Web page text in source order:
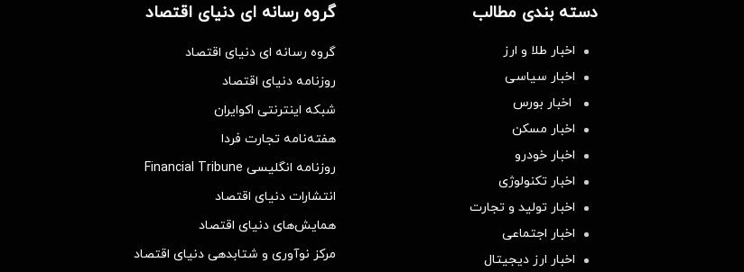
دسته بندی مطالب
اخبار طلا و ارز
اخبار سیاسی
اخبار بورس
اخبار مسکن
اخبار خودرو
اخبار تکنولوژی
اخبار تولید و تجارت
اخبار اجتماعی
اخبار ارز دیجیتال
گروه رسانه ای دنیای اقتصاد
گروه رسانه ای دنیای اقتصاد
روزنامه دنیای اقتصاد
شبکه اینترنتی اکوایران
هفته‌نامه تجارت فردا
روزنامه انگلیسی Financial Tribune
انتشارات دنیای اقتصاد
همایش‌های دنیای اقتصاد
مرکز نوآوری و شتابدهی دنیای اقتصاد